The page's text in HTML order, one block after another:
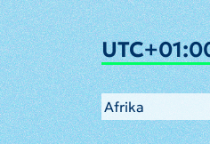
Afrika